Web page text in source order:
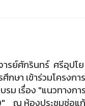
ย์ศักรินทร์ ศรีอุปโย
กษา เข้าร่วมโครงก
ม เรื่อง "แนวทางก
ณ ห้องประชุมช่อแก้